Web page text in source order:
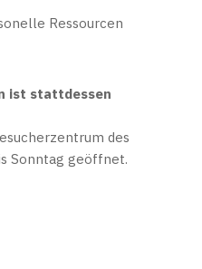
Ressourcen
ist stattdessen
des
Sonntag geöffnet.